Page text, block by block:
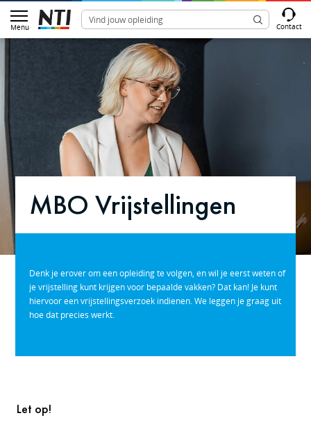
Menu Contact
MBO Vrijstellingen
Denk je erover om een opleiding te volgen, en wil je eerst weten of
je vrijstelling kunt krijgen voor bepaalde vakken? Dat kan! Je kunt
hiervoor een vrijstellingsverzoek indienen. We leggen je graag uit
hoe dat precies werkt.
Let op!